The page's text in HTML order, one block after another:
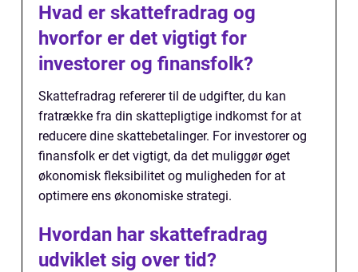
Hvad er skattefradrag og
hvorfor er det vigtigt for
investorer og finansfolk?
Skattefradrag refererer til de udgifter, du kan
fratrække fra din skattepligtige indkomst for at
reducere dine skattebetalinger. For investorer og
finansfolk er det vigtigt, da det muliggør øget
økonomisk fleksibilitet og muligheden for at
optimere ens økonomiske strategi.
Hvordan har skattefradrag
udviklet sig over tid?